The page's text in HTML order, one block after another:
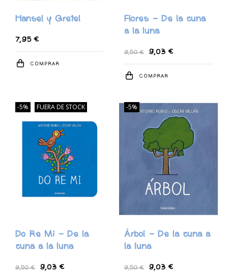
Hansel y Gretel
7,95 €
COMPRAR
Flores - De la cuna
a la luna
9,50 € 9,03 €
COMPRAR
-5% FUERA DE STOCK
Do Re Mi - De la
cuna a la luna
9,50 € 9,03 €
-5%
Árbol - De la cuna a
la luna
9,50 € 9,03 €